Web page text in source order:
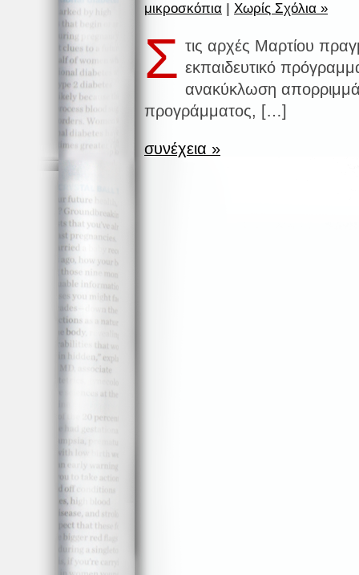
μικροσκόπια
Χωρίς Σχόλια »
Σ τις αρχές Μαρτίου
εκπαιδευτικό
ανακύκλωση
προγράμματος, […]
συνέχεια »